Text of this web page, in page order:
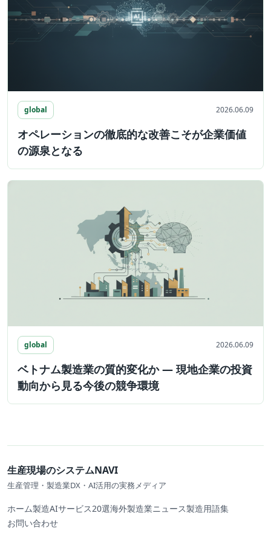
global 2026.06.09
オペレーションの徹底的な改善こそが企業価値
の源泉となる
global 2026.06.09
ベトナム製造業の質的変化か ― 現地企業の投資
動向から見る今後の競争環境
生産現場のシステムNAVI
生産管理・製造業DX・AI活用の実務メディア
ホーム製造AIサービス20選海外製造業ニュース製造用語集
お問い合わせ